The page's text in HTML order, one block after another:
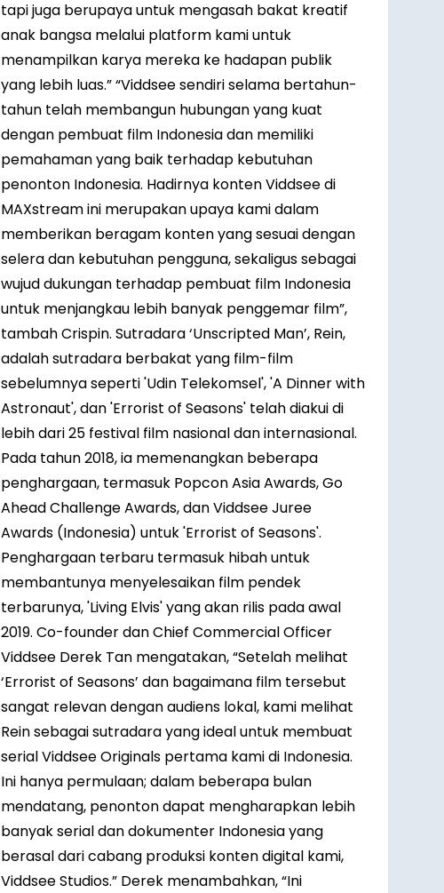
tapi juga berupaya untuk mengasah bakat kreatif
anak bangsa melalui platform kami untuk
menampilkan karya mereka ke hadapan publik
yang lebih luas.” “Viddsee sendiri selama bertahun-
tahun telah membangun hubungan yang kuat
dengan pembuat film Indonesia dan memiliki
pemahaman yang baik terhadap kebutuhan
penonton Indonesia. Hadirnya konten Viddsee di
MAXstream ini merupakan upaya kami dalam
memberikan beragam konten yang sesuai dengan
selera dan kebutuhan pengguna, sekaligus sebagai
wujud dukungan terhadap pembuat film Indonesia
untuk menjangkau lebih banyak penggemar film”,
tambah Crispin. Sutradara ‘Unscripted Man’, Rein,
adalah sutradara berbakat yang film-film
sebelumnya seperti 'Udin Telekomsel', 'A Dinner with
Astronaut', dan 'Errorist of Seasons' telah diakui di
lebih dari 25 festival film nasional dan internasional.
Pada tahun 2018, ia memenangkan beberapa
penghargaan, termasuk Popcon Asia Awards, Go
Ahead Challenge Awards, dan Viddsee Juree
Awards (Indonesia) untuk 'Errorist of Seasons'.
Penghargaan terbaru termasuk hibah untuk
membantunya menyelesaikan film pendek
terbarunya, 'Living Elvis' yang akan rilis pada awal
2019. Co-founder dan Chief Commercial Officer
Viddsee Derek Tan mengatakan, “Setelah melihat
‘Errorist of Seasons’ dan bagaimana film tersebut
sangat relevan dengan audiens lokal, kami melihat
Rein sebagai sutradara yang ideal untuk membuat
serial Viddsee Originals pertama kami di Indonesia.
Ini hanya permulaan; dalam beberapa bulan
mendatang, penonton dapat mengharapkan lebih
banyak serial dan dokumenter Indonesia yang
berasal dari cabang produksi konten digital kami,
Viddsee Studios.” Derek menambahkan, “Ini